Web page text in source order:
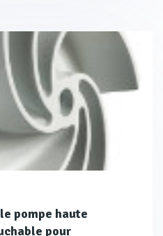
pompe haute
pour